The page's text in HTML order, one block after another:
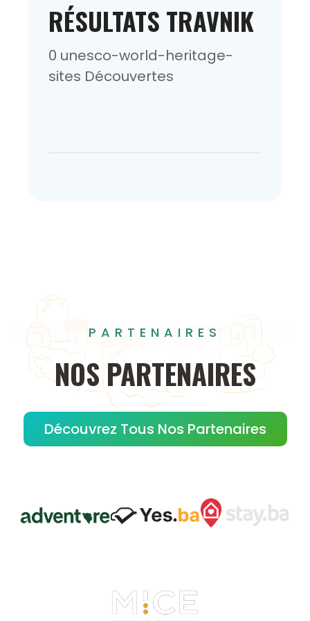
RÉSULTATS TRAVNIK
0 unesco-world-heritage-
sites Découvertes
PARTENAIRES
NOS PARTENAIRES
Découvrez Tous Nos Partenaires